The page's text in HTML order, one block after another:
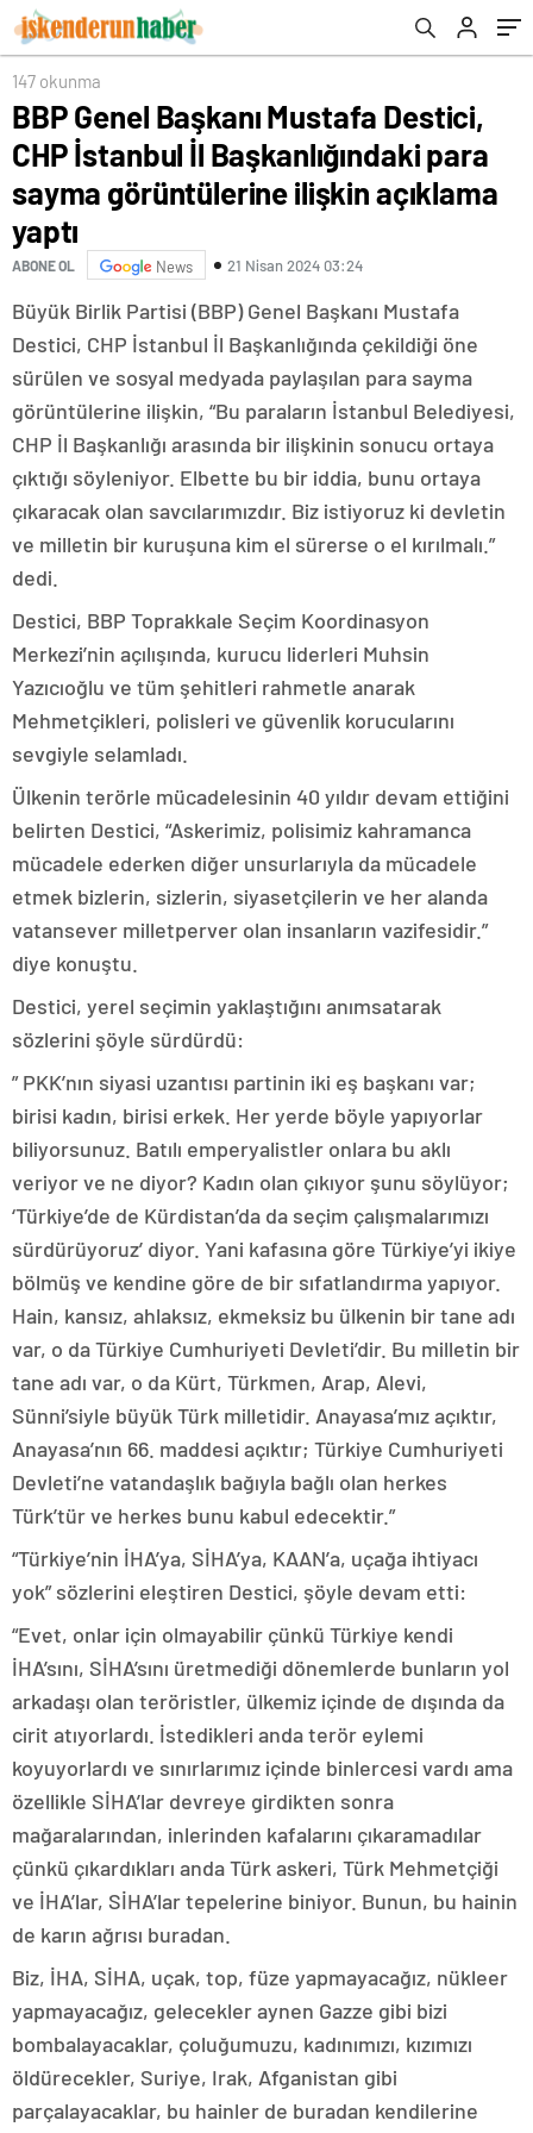
görüntülerine ilişkin açıklama yaptı
147 okunma
BBP Genel Başkanı Mustafa Destici,
CHP İstanbul İl Başkanlığındaki para
sayma görüntülerine ilişkin açıklama
yaptı
ABONE OL News 21 Nisan 2024 03:24
Büyük Birlik Partisi (BBP) Genel Başkanı Mustafa
Destici, CHP İstanbul İl Başkanlığında çekildiği öne
sürülen ve sosyal medyada paylaşılan para sayma
görüntülerine ilişkin, “Bu paraların İstanbul Belediyesi,
CHP İl Başkanlığı arasında bir ilişkinin sonucu ortaya
çıktığı söyleniyor. Elbette bu bir iddia, bunu ortaya
çıkaracak olan savcılarımızdır. Biz istiyoruz ki devletin
ve milletin bir kuruşuna kim el sürerse o el kırılmalı.”
dedi.
Destici, BBP Toprakkale Seçim Koordinasyon
Merkezi’nin açılışında, kurucu liderleri Muhsin
Yazıcıoğlu ve tüm şehitleri rahmetle anarak
Mehmetçikleri, polisleri ve güvenlik korucularını
sevgiyle selamladı.
Ülkenin terörle mücadelesinin 40 yıldır devam ettiğini
belirten Destici, “Askerimiz, polisimiz kahramanca
mücadele ederken diğer unsurlarıyla da mücadele
etmek bizlerin, sizlerin, siyasetçilerin ve her alanda
vatansever milletperver olan insanların vazifesidir.”
diye konuştu.
Destici, yerel seçimin yaklaştığını anımsatarak
sözlerini şöyle sürdürdü:
” PKK’nın siyasi uzantısı partinin iki eş başkanı var;
birisi kadın, birisi erkek. Her yerde böyle yapıyorlar
biliyorsunuz. Batılı emperyalistler onlara bu aklı
veriyor ve ne diyor? Kadın olan çıkıyor şunu söylüyor;
‘Türkiye’de de Kürdistan’da da seçim çalışmalarımızı
sürdürüyoruz’ diyor. Yani kafasına göre Türkiye’yi ikiye
bölmüş ve kendine göre de bir sıfatlandırma yapıyor.
Hain, kansız, ahlaksız, ekmeksiz bu ülkenin bir tane adı
var, o da Türkiye Cumhuriyeti Devleti’dir. Bu milletin bir
tane adı var, o da Kürt, Türkmen, Arap, Alevi,
Sünni’siyle büyük Türk milletidir. Anayasa’mız açıktır,
Anayasa’nın 66. maddesi açıktır; Türkiye Cumhuriyeti
Devleti’ne vatandaşlık bağıyla bağlı olan herkes
Türk’tür ve herkes bunu kabul edecektir.”
“Türkiye’nin İHA’ya, SİHA’ya, KAAN’a, uçağa ihtiyacı
yok” sözlerini eleştiren Destici, şöyle devam etti:
“Evet, onlar için olmayabilir çünkü Türkiye kendi
İHA’sını, SİHA’sını üretmediği dönemlerde bunların yol
arkadaşı olan teröristler, ülkemiz içinde de dışında da
cirit atıyorlardı. İstedikleri anda terör eylemi
koyuyorlardı ve sınırlarımız içinde binlercesi vardı ama
özellikle SİHA’lar devreye girdikten sonra
mağaralarından, inlerinden kafalarını çıkaramadılar
çünkü çıkardıkları anda Türk askeri, Türk Mehmetçiği
ve İHA’lar, SİHA’lar tepelerine biniyor. Bunun, bu hainin
de karın ağrısı buradan.
Biz, İHA, SİHA, uçak, top, füze yapmayacağız, nükleer
yapmayacağız, gelecekler aynen Gazze gibi bizi
bombalayacaklar, çoluğumuzu, kadınımızı, kızımızı
öldürecekler, Suriye, Irak, Afganistan gibi
parçalayacaklar, bu hainler de buradan kendilerine